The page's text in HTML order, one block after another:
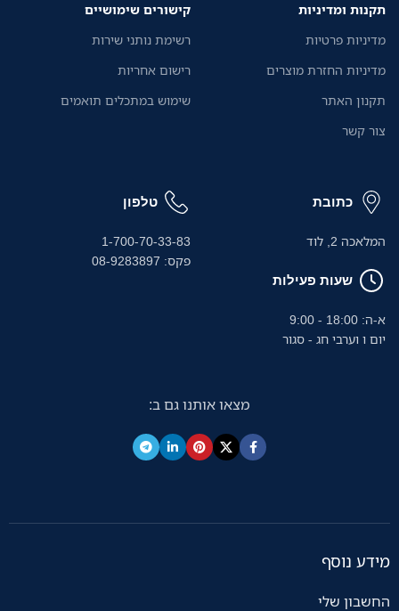
תקנות ומדיניות
מדיניות פרטיות
מדיניות החזרת מוצרים
תקנון האתר
צור קשר
קישורים שימושיים
רשימת נותני שירות
רישום אחריות
שימוש במתכלים תואמים
כתובת
המלאכה 2, לוד
שעות פעילות
א-ה: 18:00 - 9:00
יום ו וערבי חג - סגור
טלפון
1-700-70-33-83
פקס: 08-9283897
מצאו אותנו גם ב:
מידע נוסף
החשבון שלי